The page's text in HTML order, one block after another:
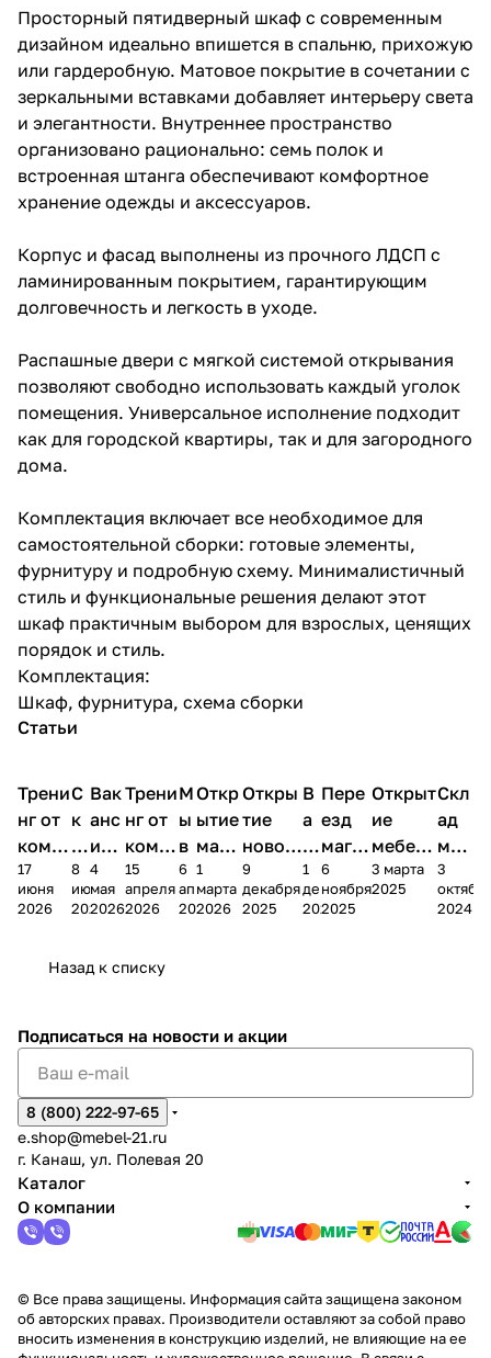
Просторный пятидверный шкаф с современным
дизайном идеально впишется в спальню, прихожую
или гардеробную. Матовое покрытие в сочетании с
зеркальными вставками добавляет интерьеру света
и элегантности. Внутреннее пространство
организовано рационально: семь полок и
встроенная штанга обеспечивают комфортное
хранение одежды и аксессуаров.
Корпус и фасад выполнены из прочного ЛДСП с
ламинированным покрытием, гарантирующим
долговечность и легкость в уходе.
Распашные двери с мягкой системой открывания
позволяют свободно использовать каждый уголок
помещения. Универсальное исполнение подходит
как для городской квартиры, так и для загородного
дома.
Комплектация включает все необходимое для
самостоятельной сборки: готовые элементы,
фурнитуру и подробную схему. Минималистичный
стиль и функциональные решения делают этот
шкаф практичным выбором для взрослых, ценящих
порядок и стиль.
Комплектация:
Шкаф, фурнитура, схема сборки
Статьи
Трени
нг от
комп
ании
Мело
17
июня
2026
С
к
и
д
к
2
8
июня
2026
Вак
анс
ия в
Чеб
окс
4
мая
2026
Трени
нг от
комп
ании
Мело
15
апреля
2026
М
ы
в
М
А
6
апреля
2026
Откр
ытие
мага
зина
в
1
марта
2026
Откры
тие
новог
о
магаз
9
декабря
2025
В
а
к
а
н
1
декабря
2025
Пере
езд
магаз
ина в
г.
6
ноября
2025
Открыт
ие
мебель
ного
салона
3 марта
2025
Скл
ад
меб
ели
пер
3
2024
Назад к списку
Подписаться на новости и акции
8 (800) 222-97-65
e.shop@mebel-21.ru
г. Канаш, ул. Полевая 20
Каталог
О компании
© Все права защищены. Информация сайта защищена законом
об авторских правах. Производители оставляют за собой право
вносить изменения в конструкцию изделий, не влияющие на ее